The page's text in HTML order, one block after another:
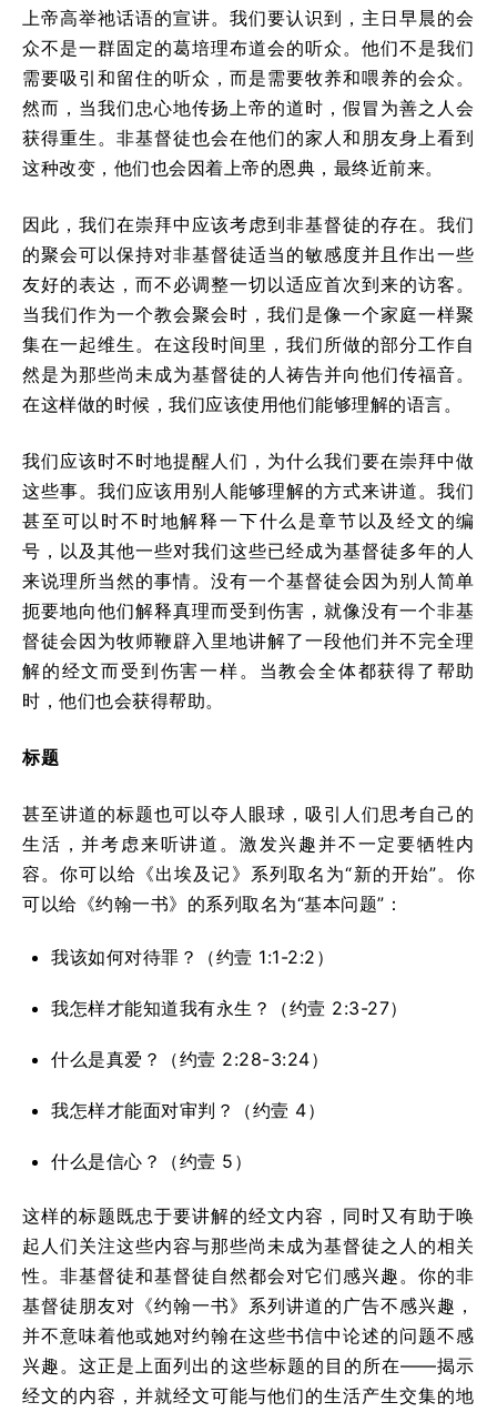
上帝高举祂话语的宣讲。我们要认识到，主日早晨的会
众不是一群固定的葛培理布道会的听众。他们不是我们
需要吸引和留住的听众，而是需要牧养和喂养的会众。
然而，当我们忠心地传扬上帝的道时，假冒为善之人会
获得重生。非基督徒也会在他们的家人和朋友身上看到
这种改变，他们也会因着上帝的恩典，最终近前来。
因此，我们在崇拜中应该考虑到非基督徒的存在。我们
的聚会可以保持对非基督徒适当的敏感度并且作出一些
友好的表达，而不必调整一切以适应首次到来的访客。
当我们作为一个教会聚会时，我们是像一个家庭一样聚
集在一起维生。在这段时间里，我们所做的部分工作自
然是为那些尚未成为基督徒的人祷告并向他们传福音。
在这样做的时候，我们应该使用他们能够理解的语言。
我们应该时不时地提醒人们，为什么我们要在崇拜中做
这些事。我们应该用别人能够理解的方式来讲道。我们
甚至可以时不时地解释一下什么是章节以及经文的编
号，以及其他一些对我们这些已经成为基督徒多年的人
来说理所当然的事情。没有一个基督徒会因为别人简单
扼要地向他们解释真理而受到伤害，就像没有一个非基
督徒会因为牧师鞭辟入里地讲解了一段他们并不完全理
解的经文而受到伤害一样。当教会全体都获得了帮助
时，他们也会获得帮助。
标题
甚至讲道的标题也可以夺人眼球，吸引人们思考自己的
生活，并考虑来听讲道。激发兴趣并不一定要牺牲内
容。你可以给《出埃及记》系列取名为“新的开始”。你
可以给《约翰一书》的系列取名为“基本问题”：
我该如何对待罪？（约壹 1:1-2:2）
我怎样才能知道我有永生？（约壹 2:3-27）
什么是真爱？（约壹 2:28-3:24）
我怎样才能面对审判？（约壹 4）
什么是信心？（约壹 5）
这样的标题既忠于要讲解的经文内容，同时又有助于唤
起人们关注这些内容与那些尚未成为基督徒之人的相关
性。非基督徒和基督徒自然都会对它们感兴趣。你的非
基督徒朋友对《约翰一书》系列讲道的广告不感兴趣，
并不意味着他或她对约翰在这些书信中论述的问题不感
兴趣。这正是上面列出的这些标题的目的所在——揭示
经文的内容，并就经文可能与他们的生活产生交集的地